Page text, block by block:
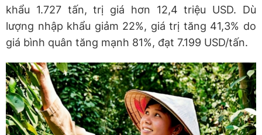
khẩu 1.727 tấn, trị giá hơn 12,4 triệu USD. Dù
lượng nhập khẩu giảm 22%, giá trị tăng 41,3% do
giá bình quân tăng mạnh 81%, đạt 7.199 USD/tấn.